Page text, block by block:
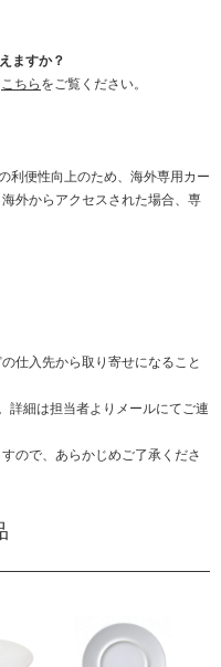
ますか？
こちら をご覧ください。
利便性向上のため、海外専用カー
外からアクセスされた場合、専
仕入先から取り寄せになること
詳細は担当者よりメールにてご連
ので、あらかじめご了承くださ